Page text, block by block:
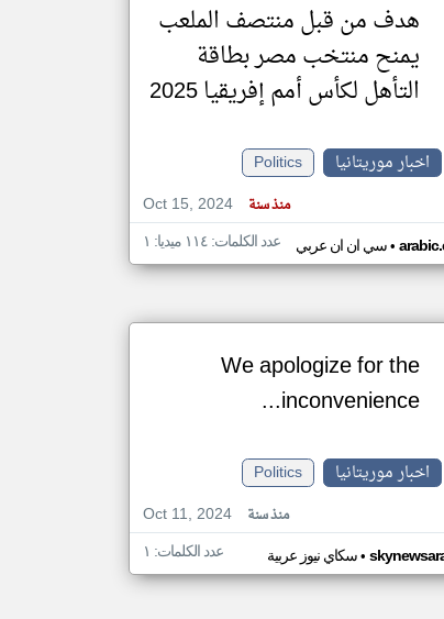
هدف من قبل منتصف الملعب
يمنح منتخب مصر بطاقة
التأهل لكأس أمم إفريقيا 2025
اخبار موريتانيا
Politics
Oct 15, 2024
منذ سنة
سي ان ان عربي• عدد الكلمات: ١١٤ ميديا: ١
We apologize for the
inconvenience...
اخبار موريتانيا
Politics
Oct 11, 2024
منذ سنة
سكاي نيوز عربية• عدد الكلمات: ١